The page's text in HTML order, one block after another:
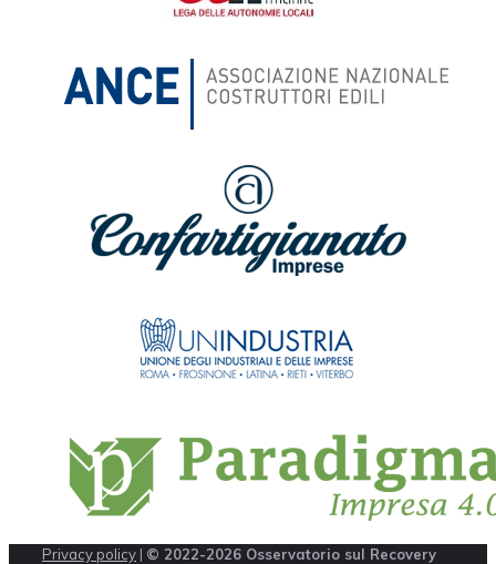
Privacy policy | © 2022-2026 Osservatorio sul Recovery